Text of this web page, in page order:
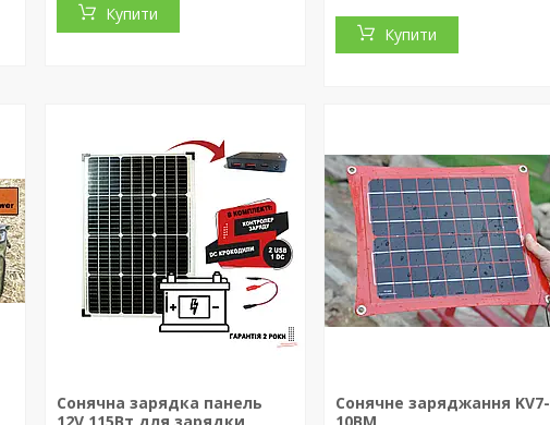
Купити
Купити
Сонячна зарядка панель
Сонячне заряджання KV7-